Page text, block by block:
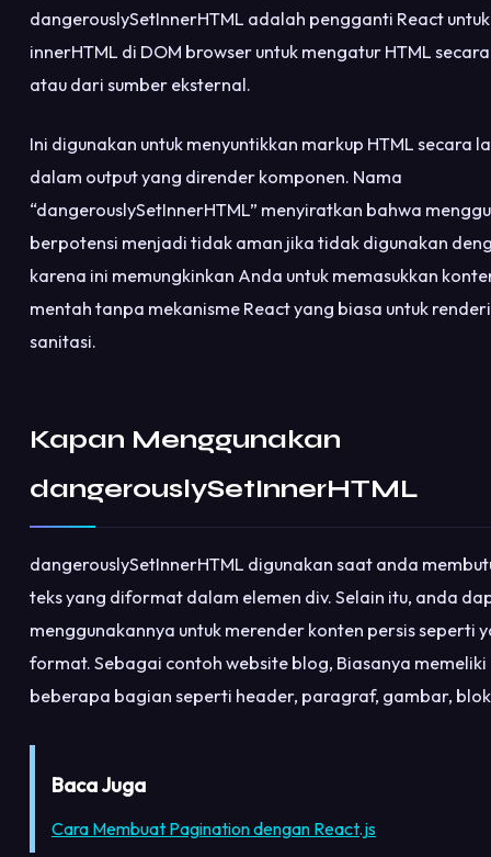
dangerouslySetInnerHTML adalah pengganti React
innerHTML di DOM browser untuk mengatur HTML
atau dari sumber eksternal.
Ini digunakan untuk menyuntikkan markup HTML secara
dalam output yang dirender komponen. Nama
“dangerouslySetInnerHTML” menyiratkan bahwa
berpotensi menjadi tidak aman jika tidak digunakan
karena ini memungkinkan Anda untuk memasukkan
mentah tanpa mekanisme React yang biasa untuk
sanitasi.
Kapan Menggunakan
dangerouslySetInnerHTML
dangerouslySetInnerHTML digunakan saat anda
teks yang diformat dalam elemen div. Selain itu, anda
menggunakannya untuk merender konten persis seperti
format. Sebagai contoh website blog, Biasanya
beberapa bagian seperti header, paragraf, gambar,
Baca Juga
Cara Membuat Pagination dengan React.js